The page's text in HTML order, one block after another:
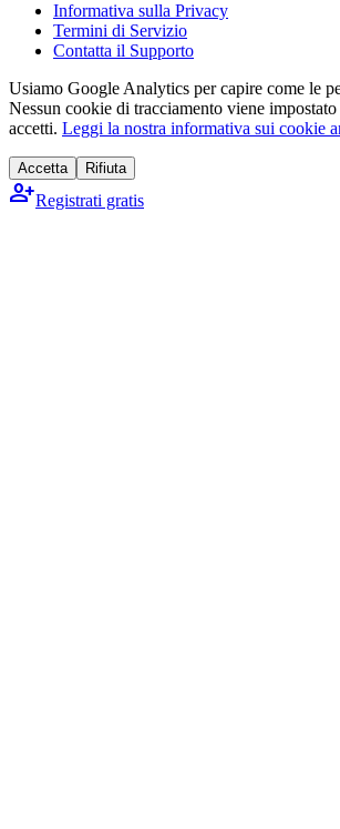
Informativa sulla Privacy
Termini di Servizio
Contatta il Supporto
Usiamo Google Analytics per capire come le
Nessun cookie di tracciamento viene
accetti. Leggi la nostra informativa sui cookie
Accetta Rifiuta
person_addRegistrati gratis